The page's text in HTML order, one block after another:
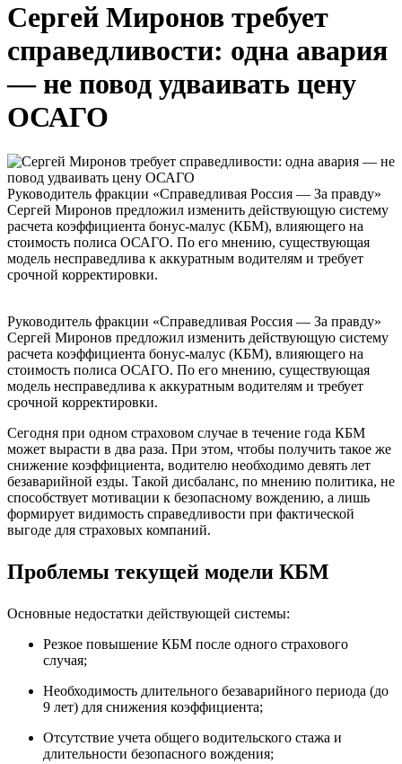
Сергей Миронов требует
справедливости: одна авария
— не повод удваивать цену
ОСАГО
Руководитель фракции «Справедливая Россия — За правду»
Сергей Миронов предложил изменить действующую систему
расчета коэффициента бонус-малус (КБМ), влияющего на
стоимость полиса ОСАГО. По его мнению, существующая
модель несправедлива к аккуратным водителям и требует
срочной корректировки.
Руководитель фракции «Справедливая Россия — За правду»
Сергей Миронов предложил изменить действующую систему
расчета коэффициента бонус-малус (КБМ), влияющего на
стоимость полиса ОСАГО. По его мнению, существующая
модель несправедлива к аккуратным водителям и требует
срочной корректировки.
Сегодня при одном страховом случае в течение года КБМ
может вырасти в два раза. При этом, чтобы получить такое же
снижение коэффициента, водителю необходимо девять лет
безаварийной езды. Такой дисбаланс, по мнению политика, не
способствует мотивации к безопасному вождению, а лишь
формирует видимость справедливости при фактической
выгоде для страховых компаний.
Проблемы текущей модели КБМ
Основные недостатки действующей системы:
Резкое повышение КБМ после одного страхового
случая;
Необходимость длительного безаварийного периода (до
9 лет) для снижения коэффициента;
Отсутствие учета общего водительского стажа и
длительности безопасного вождения;